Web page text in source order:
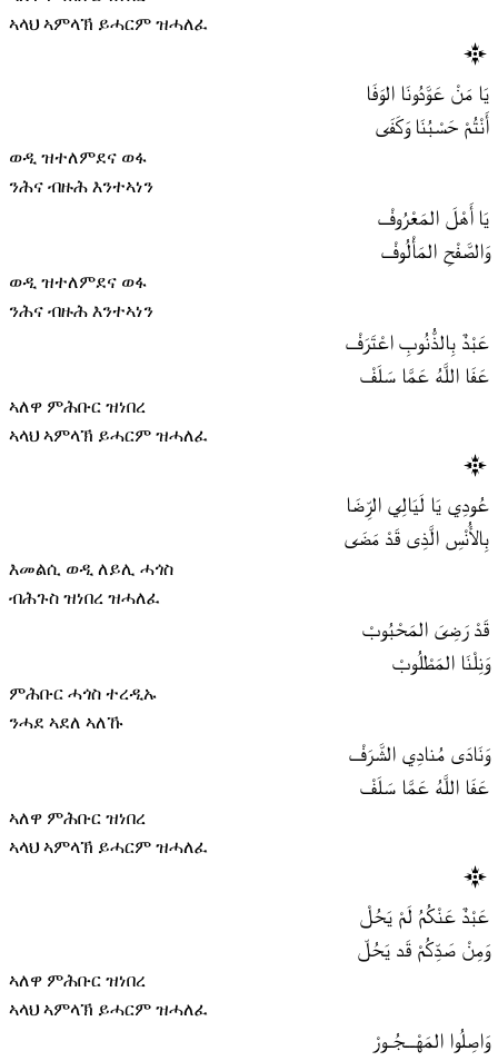
ኣላህ ኣምላኽ ይሓርም ዝሓለፈ
يَا مَنْ عَوَّدُونَا الوَفَا
أَنْتُمْ حَسْبُنَا وَكَفَى
ወዲ ዝተለምደና ወፋ
ንሕና ብዙሕ እንተኣነን
يَا أَهْلَ المَعْرُوفْ
وَالصَّفْحِ المَأْلُوفْ
ወዲ ዝተለምደና ወፋ
ንሕና ብዙሕ እንተኣነን
عَبْدٌ بِالذُّنُوبِ اعْتَرَفْ
عَفَا اللَّهُ عَمَّا سَلَفْ
ኣለዋ ምሕቡር ዝነበረ
ኣላህ ኣምላኽ ይሓርም ዝሓለፈ
عُودِي يَا لَيَالِي الرِّضَا
بِالأُنْسِ الَّذِى قَدْ مَضَى
እመልሲ ወዲ ለይሊ ሓጎስ
ብሕጉስ ዝነበረ ዝሓለፈ
قَدْ رَضِىَ المَحْبُوبْ
وَنِلْنَا المَطْلُوبْ
ምሕቡር ሓጎስ ተረዲኡ
ንሓደ ኣደለ ኣለኹ
وَنَادَى مُنادِي الشَّرَفْ
عَفَا اللَّهُ عَمَّا سَلَفْ
ኣለዋ ምሕቡር ዝነበረ
ኣላህ ኣምላኽ ይሓርም ዝሓለፈ
عَبْدٌ عَنْكُمُ لَمْ يَحُلْ
وَمِنْ صَدِّكُمْ قَد يَحُلّ
ኣለዋ ምሕቡር ዝነበረ
ኣላህ ኣምላኽ ይሓርም ዝሓለፈ
وَاصِلُوا المَهْــجُـورْ